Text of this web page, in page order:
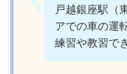
戸越銀座駅（
アでの車の運
練習や教習で